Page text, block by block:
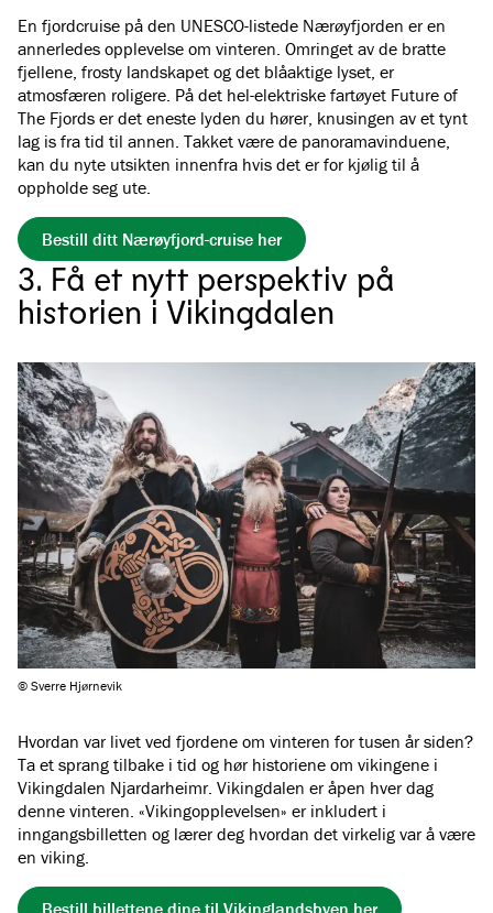
En fjordcruise på den UNESCO-listede Nærøyfjorden er en
annerledes opplevelse om vinteren. Omringet av de bratte
fjellene, frosty landskapet og det blåaktige lyset, er
atmosfæren roligere. På det hel-elektriske fartøyet Future of
The Fjords er det eneste lyden du hører, knusingen av et tynt
lag is fra tid til annen. Takket være de panoramavinduene,
kan du nyte utsikten innenfra hvis det er for kjølig til å
oppholde seg ute.
Bestill ditt Nærøyfjord-cruise her
3. Få et nytt perspektiv på
historien i Vikingdalen
© Sverre Hjørnevik
Hvordan var livet ved fjordene om vinteren for tusen år siden?
Ta et sprang tilbake i tid og hør historiene om vikingene i
Vikingdalen Njardarheimr. Vikingdalen er åpen hver dag
denne vinteren. «Vikingopplevelsen» er inkludert i
inngangsbilletten og lærer deg hvordan det virkelig var å være
en viking.
Bestill billettene dine til Vikinglandsbyen her